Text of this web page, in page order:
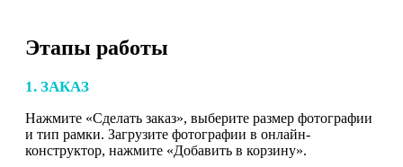
Этапы работы
1. ЗАКАЗ
Нажмите «Сделать заказ», выберите размер фотографии
и тип рамки. Загрузите фотографии в онлайн-
конструктор, нажмите «Добавить в корзину».